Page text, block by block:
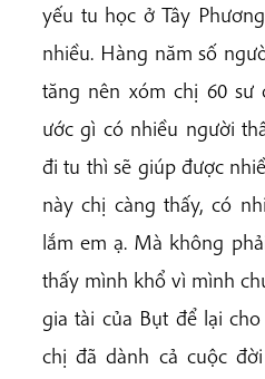
yếu tu học ở Tây
nhiều. Hàng năm số
tăng nên xóm chị 60 sư
ước gì có nhiều người
đi tu thì sẽ giúp được
này chị càng thấy, có
lắm em ạ. Mà không
thấy mình khổ vì mình
gia tài của Bụt để lại
chị đã dành cả cuộc